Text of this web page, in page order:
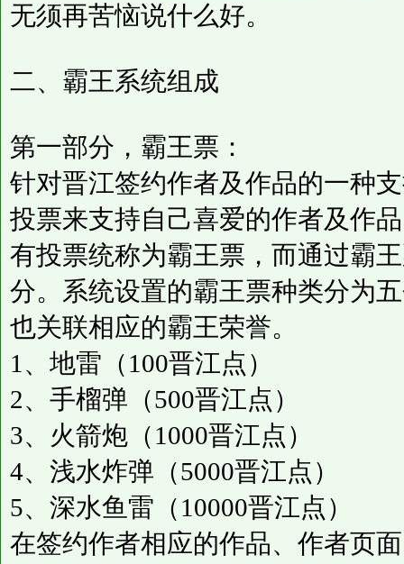
无须再苦恼说什么好。
二、霸王系统组成
第一部分，霸王票：
针对晋江签约作者及作品的一种
投票来支持自己喜爱的作者及作
有投票统称为霸王票，而通过霸
分。系统设置的霸王票种类分为
也关联相应的霸王荣誉。
1、地雷（100晋江点）
2、手榴弹（500晋江点）
3、火箭炮（1000晋江点）
4、浅水炸弹（5000晋江点）
5、深水鱼雷（10000晋江点）
在签约作者相应的作品、作者页